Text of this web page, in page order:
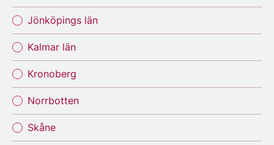
Jönköpings län
Kalmar län
Kronoberg
Norrbotten
Skåne